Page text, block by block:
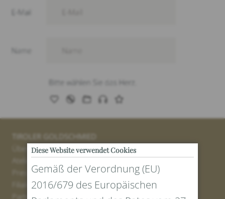
TIROLER GOLDSCHMIED
Über uns
Atelier
Presse
Filialen
Partner
Diese Website verwendet Cookies
Gemäß der Verordnung (EU)
2016/679 des Europäischen